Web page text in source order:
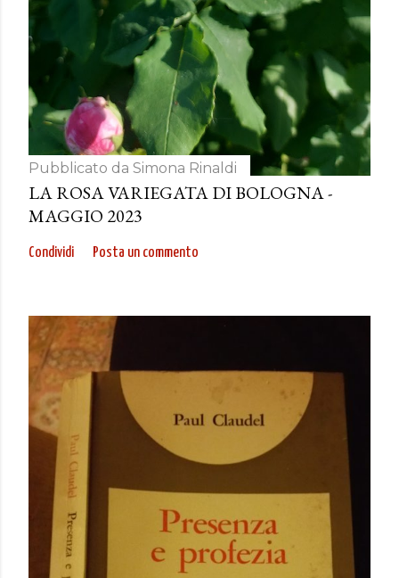
Pubblicato da Simona Rinaldi
LA ROSA VARIEGATA DI BOLOGNA -
MAGGIO 2023
Condividi Posta un commento